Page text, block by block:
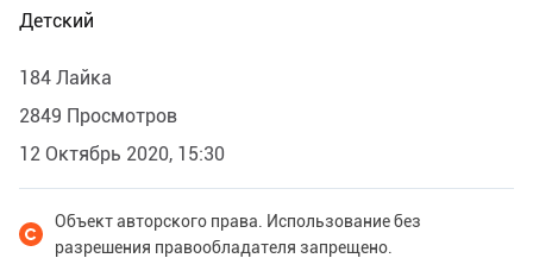
Детский
184 Лайка
2849 Просмотров
12 Октябрь 2020, 15:30
Объект авторского права. Использование без
разрешения правообладателя запрещено.